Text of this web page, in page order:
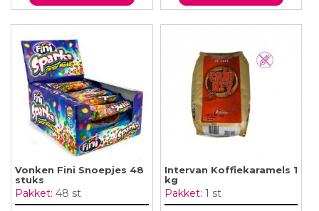
Vonken Fini Snoepjes 48
stuks
Pakket: 48 st
Intervan Koffiekaramels 1
kg
Pakket: 1 st